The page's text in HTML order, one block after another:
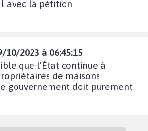
avec la pétition
10/2023 à 06:45:15
que l'État continue à
de maisons
gouvernement doit purement